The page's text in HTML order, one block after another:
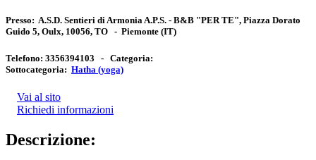
Presso: A.S.D. Sentieri di Armonia A.P.S. - B&B "PER TE", Piazza Dorato
Guido 5, Oulx, 10056, TO - Piemonte (IT)
Telefono: 3356394103 - Categoria:
Sottocategoria: Hatha (yoga)
Vai al sito
Richiedi informazioni
Descrizione: